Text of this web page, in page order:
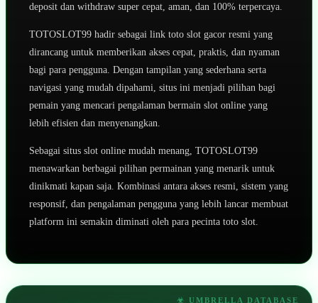
deposit dan withdraw super cepat, aman, dan 100% terpercaya.
TOTOSLOT99 hadir sebagai link toto slot gacor resmi yang
dirancang untuk memberikan akses cepat, praktis, dan nyaman
bagi para pengguna. Dengan tampilan yang sederhana serta
navigasi yang mudah dipahami, situs ini menjadi pilihan bagi
pemain yang mencari pengalaman bermain slot online yang
lebih efisien dan menyenangkan.
Sebagai situs slot online mudah menang, TOTOSLOT99
menawarkan berbagai pilihan permainan yang menarik untuk
dinikmati kapan saja. Kombinasi antara akses resmi, sistem yang
responsif, dan pengalaman pengguna yang lebih lancar membuat
platform ini semakin diminati oleh para pecinta toto slot.